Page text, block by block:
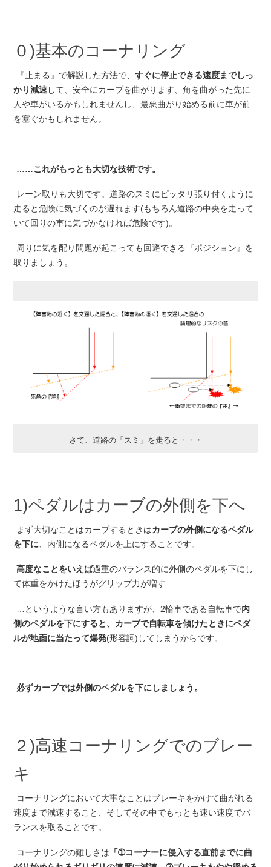
０)基本のコーナリング
『止まる』で解説した方法で、 すぐに停止できる速度までしっ
かり減速して、安全にカーブを曲がります、角を曲がった先に
人や車がいるかもしれませんし、最悪曲がり始める前に車が前
を塞ぐかもしれません。
……これがもっとも大切な技術です。
レーン取りも大切です。道路のスミにピッタリ張り付くように
走ると危険に気づくのが遅れます(もちろん道路の中央を走って
いて回りの車に気づかなければ危険です)。
周りに気を配り問題が起こっても回避できる『ポジション』を
取りましょう。
さて、道路の「スミ」を走ると・・・
1)ペダルはカーブの外側を下へ
まず大切なことはカーブするときはカーブの外側になるペダル
を下に 、内側になるペダルを上にすることです。
高度なことをいえば過重のバランス的に外側のペダルを下にし
て体重をかけたほうがグリップ力が増す……
…というような言い方もありますが、2輪車である自転車で内
側のペダルを下にすると、カーブで自転車を傾けたときにペダ
ルが地面に当たって爆発(形容詞)してしまうからです。
必ずカーブでは外側のペダルを下にしましょう。
２)高速コーナリングでのブレー
キ
コーナリングにおいて大事なことはブレーキをかけて曲がれる
速度まで減速すること、そしてその中でもっとも速い速度でバ
ランスを取ることです。
コーナリングの難しさは 「➀コーナーに侵入する直前までに曲